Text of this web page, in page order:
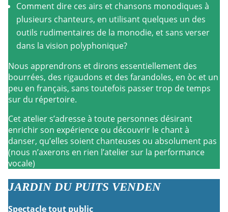
Comment dire ces airs et chansons monodiques à
plusieurs chanteurs, en utilisant quelques un des
outils rudimentaires de la monodie, et sans verser
dans la vision polyphonique?
Nous apprendrons et dirons essentiellement des
bourrées, des rigaudons et des farandoles, en òc et un
peu en français, sans toutefois passer trop de temps
sur du répertoire.
Cet atelier s’adresse à toute personnes désirant
enrichir son expérience ou découvrir le chant à
danser, qu’elles soient chanteuses ou absolument pas
(nous n’axerons en rien l’atelier sur la performance
vocale)
JARDIN DU PUITS VENDEN
Spectacle tout public